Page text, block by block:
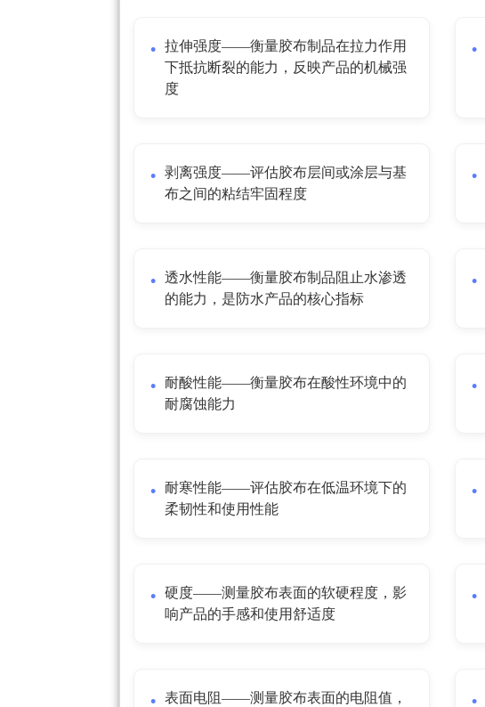
拉伸强度——衡量胶布制品在拉力作用
下抵抗断裂的能力，反映产品的机械强
度
剥离强度——评估胶布层间或涂层与基
布之间的粘结牢固程度
透水性能——衡量胶布制品阻止水渗透
的能力，是防水产品的核心指标
耐酸性能——衡量胶布在酸性环境中的
耐腐蚀能力
耐寒性能——评估胶布在低温环境下的
柔韧性和使用性能
硬度——测量胶布表面的软硬程度，影
响产品的手感和使用舒适度
表面电阻——测量胶布表面的电阻值，